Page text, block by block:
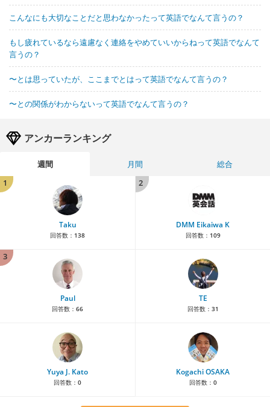
こんなにも大切なことだと思わなかったって英語でなんて言うの？
もし疲れているなら遠慮なく連絡をやめていいからねって英語でなんて
言うの？
〜とは思っていたが、ここまでとはって英語でなんて言うの？
〜との関係がわからないって英語でなんて言うの？
アンカーランキング
週間 月間
総合
1
Taku
回答数： 138
2
DMM Eikaiwa K
回答数： 109
3
Paul
回答数： 66
TE
回答数： 31
Yuya J. Kato
回答数： 0
Kogachi OSAKA
回答数： 0